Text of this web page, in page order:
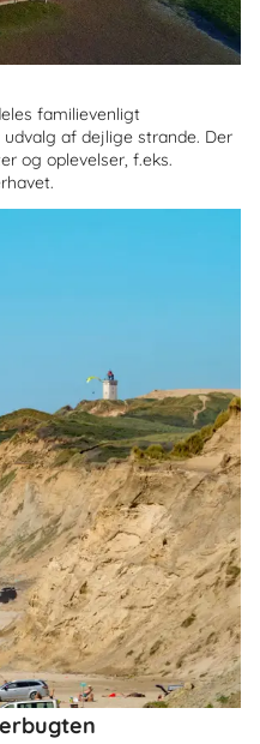
familievenligt
af dejlige strande. Der
og oplevelser, f.eks.